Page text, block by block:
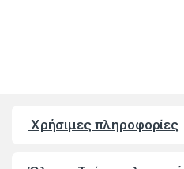
Χρήσιμες πληροφορίες